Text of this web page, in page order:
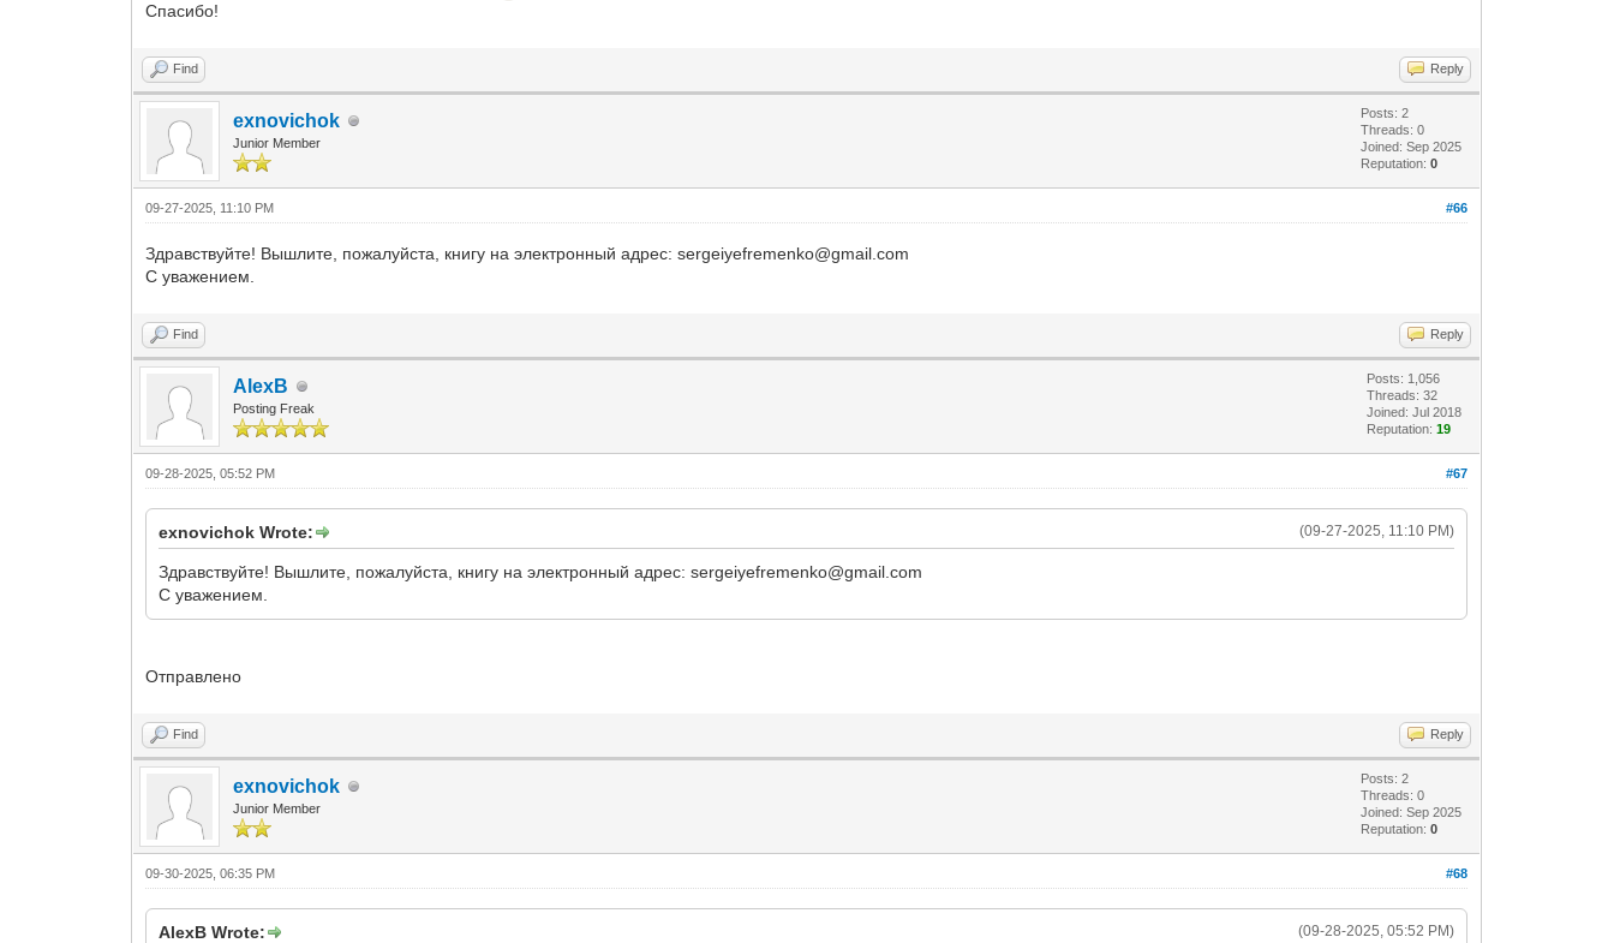
Спасибо!
Find Reply
exnovichok
Junior Member
Posts: 2
Threads: 0
Joined: Sep 2025
Reputation:0
#66
09-27-2025, 11:10 PM
Здравствуйте! Вышлите, пожалуйста, книгу на электронный адрес: sergeiyefremenko@gmail.com
С уважением.
Find Reply
AlexB
Posting Freak
Posts: 1,056
Threads: 32
Joined: Jul 2018
Reputation:19
#67
09-28-2025, 05:52 PM
(09-27-2025, 11:10 PM)
exnovichok Wrote:
Здравствуйте! Вышлите, пожалуйста, книгу на электронный адрес: sergeiyefremenko@gmail.com
С уважением.
Отправлено
Find Reply
exnovichok
Junior Member
Posts: 2
Threads: 0
Joined: Sep 2025
Reputation:0
#68
09-30-2025, 06:35 PM
(09-28-2025, 05:52 PM)
AlexB Wrote: